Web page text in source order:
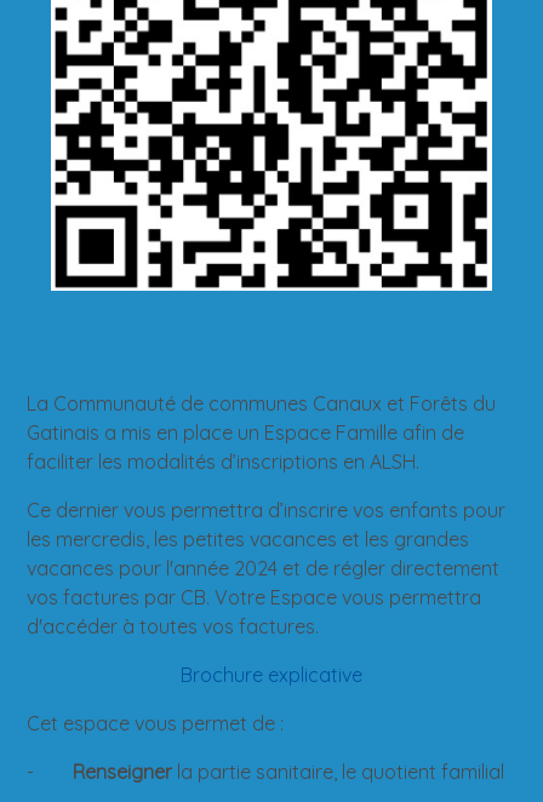
La Communauté de communes Canaux et Forêts du
Gatinais a mis en place un Espace Famille afin de
faciliter les modalités d’inscriptions en ALSH.
Ce dernier vous permettra d’inscrire vos enfants pour
les mercredis, les petites vacances et les grandes
vacances pour l'année 2024 et de régler directement
vos factures par CB. Votre Espace vous permettra
d'accéder à toutes vos factures.
Brochure explicative
Cet espace vous permet de :
- Renseigner la partie sanitaire, le quotient familial